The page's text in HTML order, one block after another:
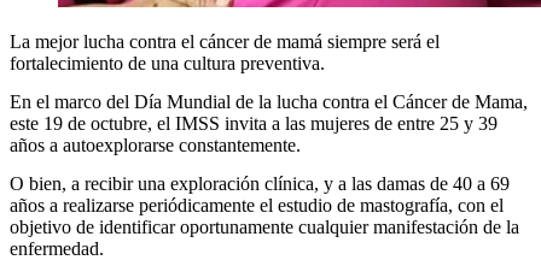
La mejor lucha contra el cáncer de mamá siempre será el
fortalecimiento de una cultura preventiva.
En el marco del Día Mundial de la lucha contra el Cáncer de Mama,
este 19 de octubre, el IMSS invita a las mujeres de entre 25 y 39
años a autoexplorarse constantemente.
O bien, a recibir una exploración clínica, y a las damas de 40 a 69
años a realizarse periódicamente el estudio de mastografía, con el
objetivo de identificar oportunamente cualquier manifestación de la
enfermedad.